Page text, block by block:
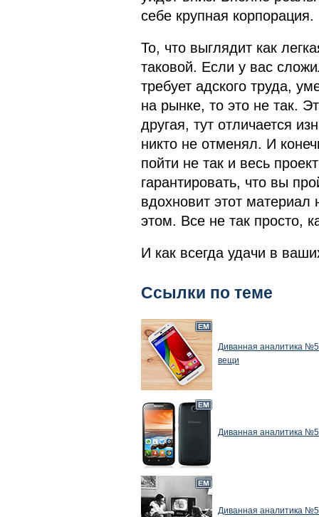
себе крупная корпорация.
То, что выглядит как
таковой. Если у вас
требует адского труда,
на рынке, то это не так.
другая, тут отличается
никто не отменял. И
пойти не так и весь
гарантировать, что вы
вдохновит этот материал
этом. Все не так просто,
И как всегда удачи в
Ссылки по теме
Диванная аналитика
вещи
Диванная аналитика
Диванная аналитика